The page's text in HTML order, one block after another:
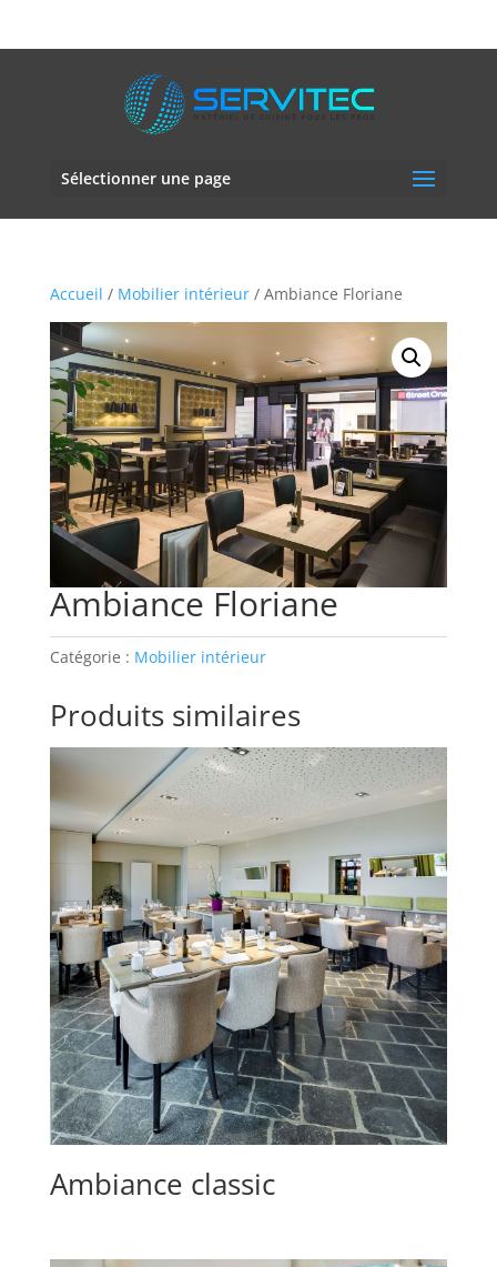
Sélectionner une page
Accueil / Mobilier intérieur/ Ambiance Floriane
Ambiance Floriane
Catégorie : Mobilier intérieur
Produits similaires
Ambiance classic